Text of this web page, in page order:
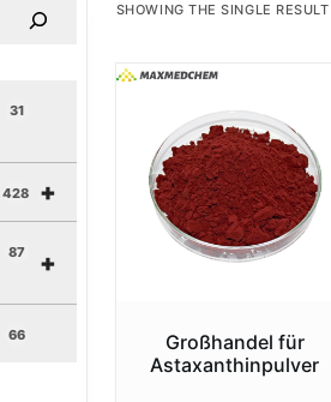
SHOWING THE SINGLE RESULT
Großhandel für
Astaxanthinpulver
31
+
428
+
87
66